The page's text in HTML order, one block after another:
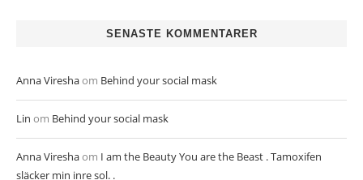
SENASTE KOMMENTARER
Anna Vireshaom Behind your social mask
Lin om Behind your social mask
Anna Vireshaom I am the Beauty You are the Beast . Tamoxifen
släcker min inre sol. .